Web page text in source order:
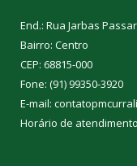
End.: Rua Jarbas
Bairro: Centro
CEP: 68815-000
Fone: (91) 99350-3920
E-mail:
Horário de